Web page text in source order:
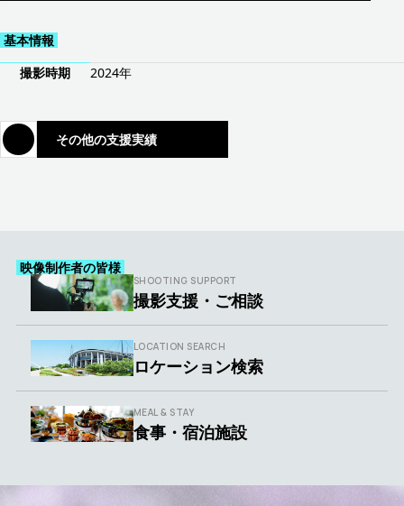
基本情報
撮影時期
2024年
その他の支援実績
映像制作者の皆様
SHOOTING SUPPORT
撮影支援・ご相談
LOCATION SEARCH
ロケーション検索
MEAL & STAY
食事・宿泊施設